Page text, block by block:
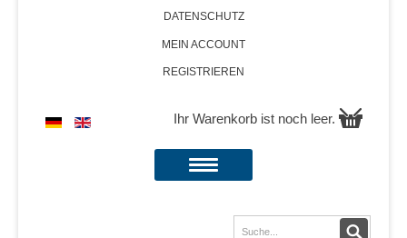
DATENSCHUTZ
MEIN ACCOUNT
REGISTRIEREN
Ihr Warenkorb ist noch leer.